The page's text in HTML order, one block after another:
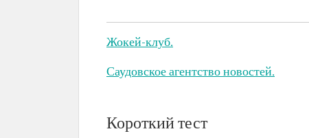
Жокей-клуб.
Саудовское агентство новостей.
Короткий тест